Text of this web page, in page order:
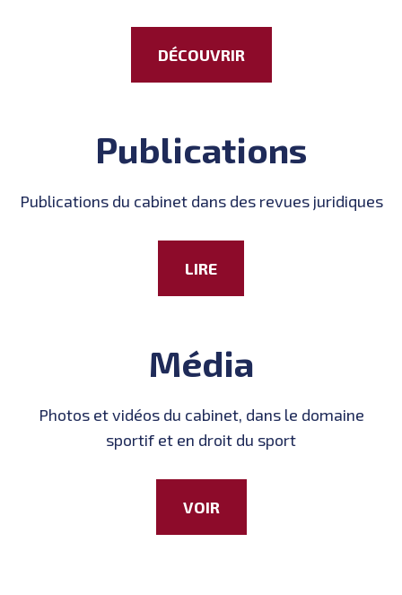
DÉCOUVRIR
Publications
Publications du cabinet dans des revues juridiques
LIRE
Média
Photos et vidéos du cabinet, dans le domaine
sportif et en droit du sport
VOIR